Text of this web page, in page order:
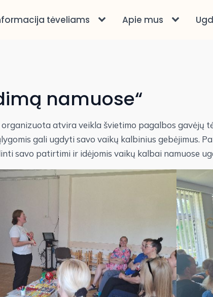
tėveliams Apie mus
namuose“
atvira veikla švietimo pagalbos gavėjų
gali ugdyti savo vaikų kalbinius gebėjimus.
savo patirtimi ir idėjomis vaikų kalbai namuose